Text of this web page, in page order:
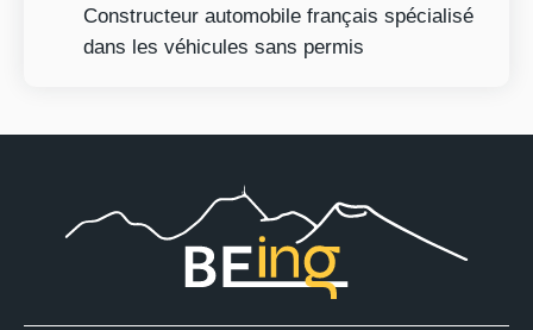
Constructeur automobile français spécialisé
dans les véhicules sans permis